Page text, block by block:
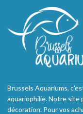
Brussels Aquariums,
aquariophilie. Notre
décoration. Pour vos